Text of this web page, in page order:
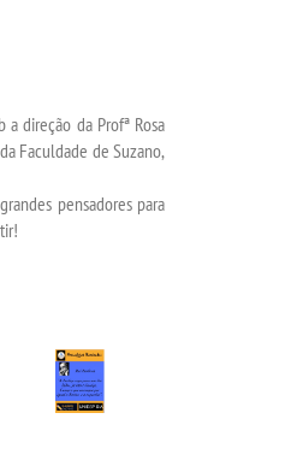
a direção da Profª Rosa
Faculdade de Suzano,
pensadores para